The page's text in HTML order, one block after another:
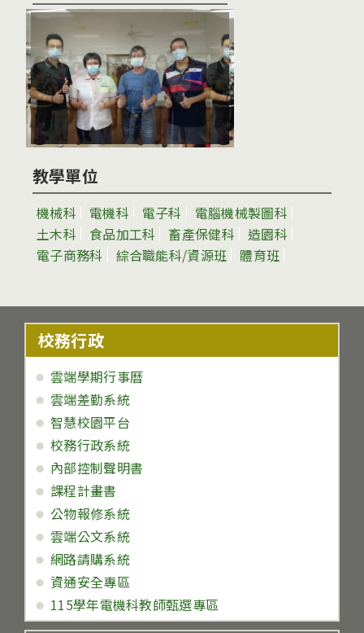
教學單位
機械科 電機科 電子科
電腦機械製圖科
土木科
食品加工科 畜產保健科
造園科
電子商務科
綜合職能科/資源班 體育班
校務行政
雲端學期行事曆
雲端差勤系統
智慧校園平台
校務行政系統
內部控制聲明書
課程計畫書
公物報修系統
雲端公文系統
網路請購系統
資通安全專區
115學年電機科教師甄選專區